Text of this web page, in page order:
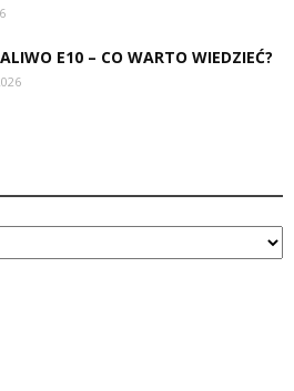
E10 – CO WARTO WIEDZIEĆ?